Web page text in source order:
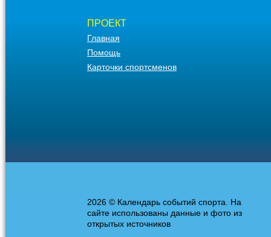
ПРОЕКТ
Главная
Помощь
Карточки спортсменов
2026 © Календарь событий спорта. На
сайте использованы данные и фото из
открытых источников